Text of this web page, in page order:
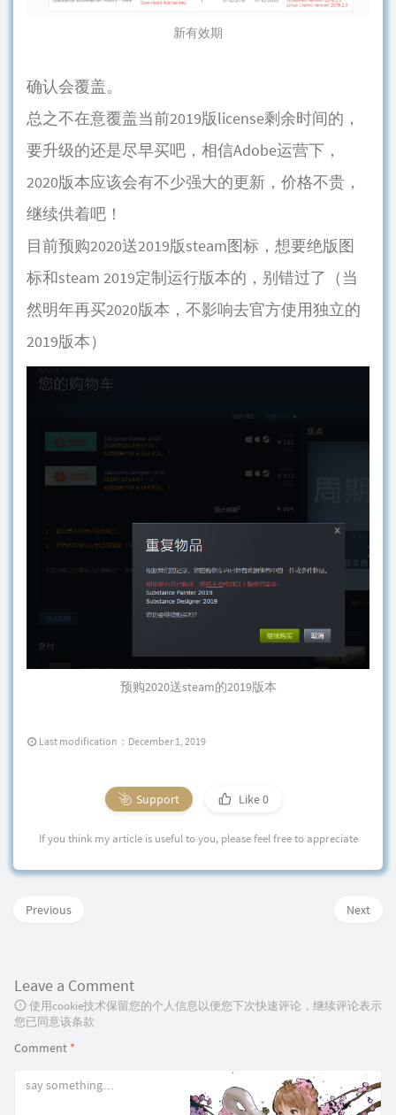
新有效期
确认会覆盖。
总之不在意覆盖当前2019版license剩余时间的，
要升级的还是尽早买吧，相信Adobe运营下，
2020版本应该会有不少强大的更新，价格不贵，
继续供着吧！
目前预购2020送2019版steam图标，想要绝版图
标和steam 2019定制运行版本的，别错过了（当
然明年再买2020版本，不影响去官方使用独立的
2019版本）
预购2020送steam的2019版本
Last modification：December 1, 2019
Support Like0
If you think my article is useful to you, please feel free to appreciate
Next
Previous
Leave a Comment
使用cookie技术保留您的个人信息以便您下次快速评论，继续评论表示
您已同意该条款
Comment *